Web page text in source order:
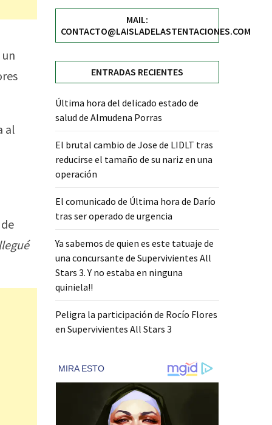
al
MAIL:
CONTACTO@LAISLADELASTENTACIONES.COM
ENTRADAS RECIENTES
Última hora del delicado estado de
salud de Almudena Porras
El brutal cambio de Jose de LIDLT tras
reducirse el tamaño de su nariz en una
operación
El comunicado de Última hora de Darío
tras ser operado de urgencia
Ya sabemos de quien es este tatuaje de
una concursante de Supervivientes All
Stars 3. Y no estaba en ninguna
quiniela!!
Peligra la participación de Rocío Flores
en Supervivientes All Stars 3